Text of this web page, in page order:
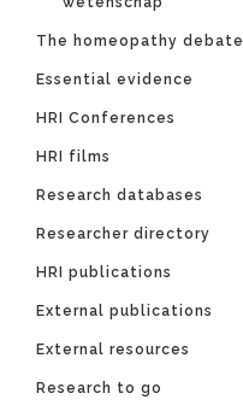
The homeopathy debate
Essential evidence
HRI Conferences
HRI films
Research databases
Researcher directory
HRI publications
External publications
External resources
Research to go